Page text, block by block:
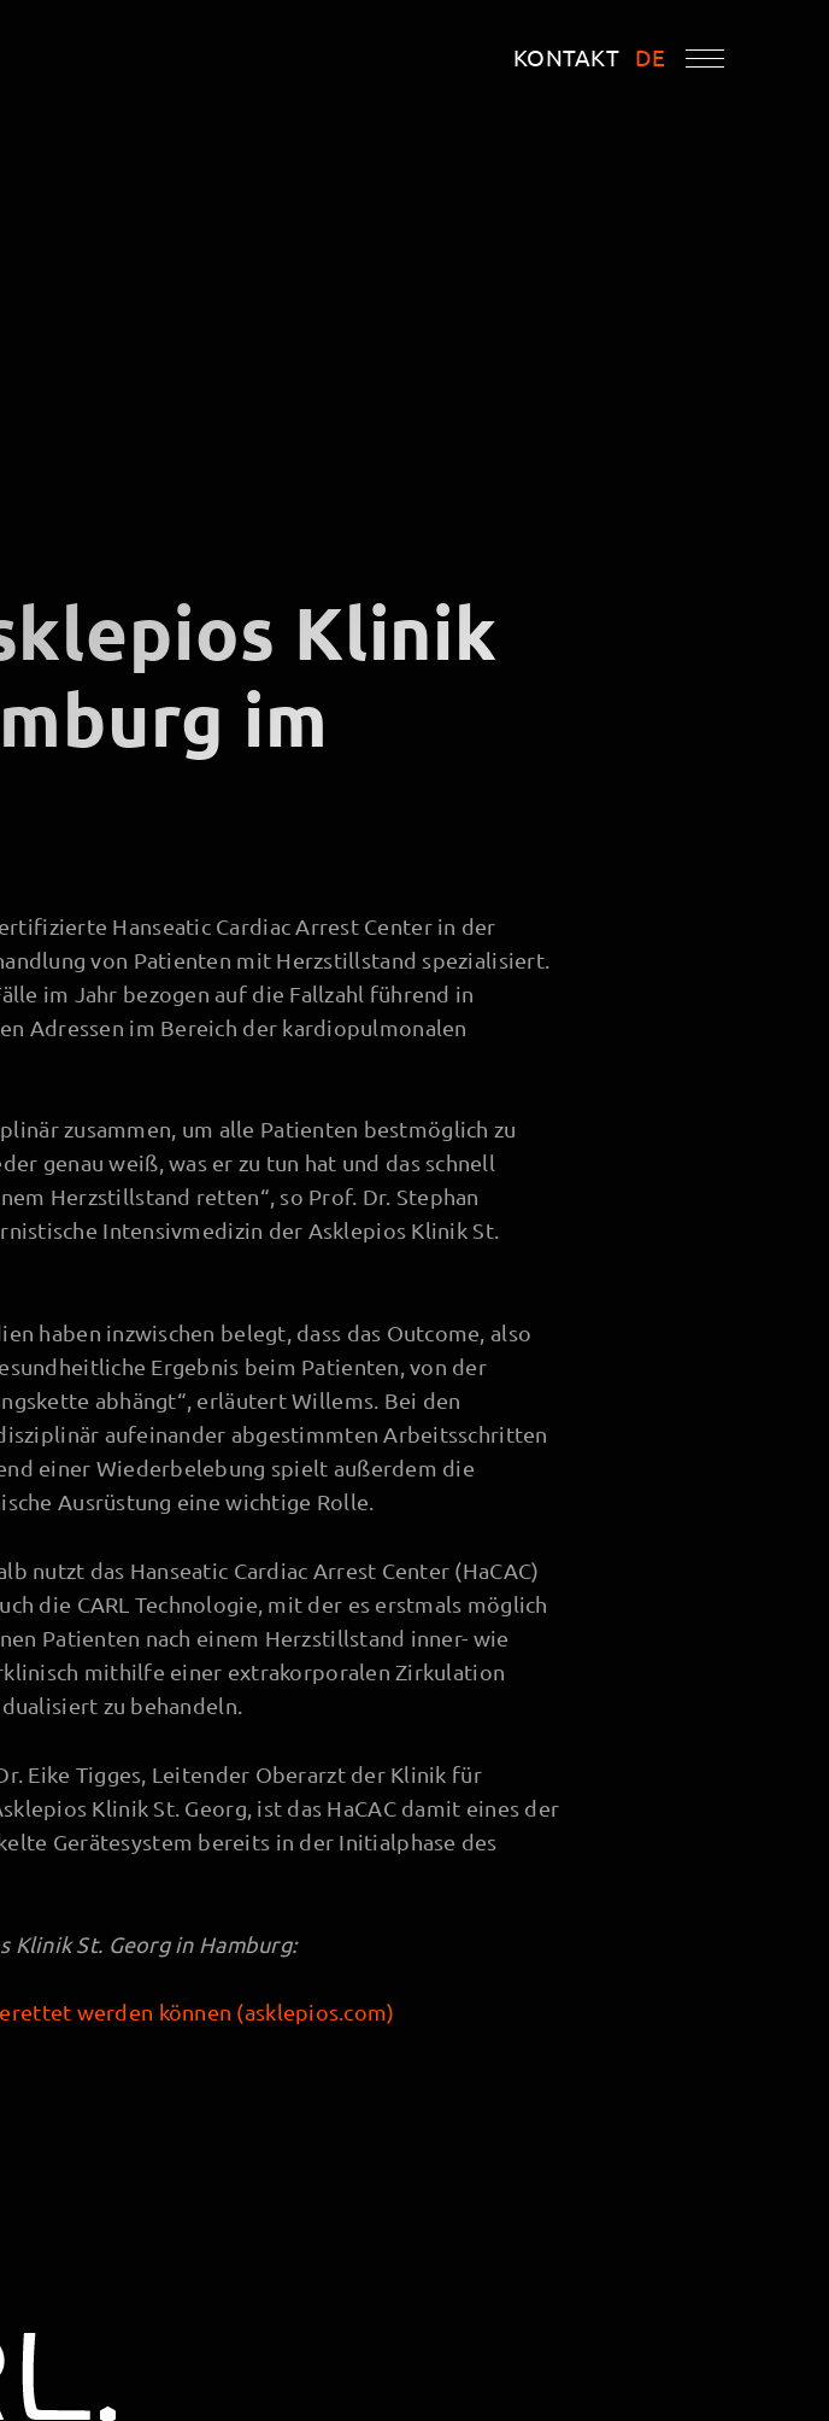
KONTAKT DE
Klinik
im
Hanseatic Cardiac Arrest Center in der
von Patienten mit Herzstillstand spezialisiert.
im Jahr bezogen auf die Fallzahl führend in
Adressen im Bereich der kardiopulmonalen
zusammen, um alle Patienten bestmöglich zu
genau weiß, was er zu tun hat und das schnell
Herzstillstand retten“, so Prof. Dr. Stephan
Intensivmedizin der Asklepios Klinik St.
haben inzwischen belegt, dass das Outcome, also
Ergebnis beim Patienten, von der
abhängt“, erläutert Willems. Bei den
aufeinander abgestimmten Arbeitsschritten
einer Wiederbelebung spielt außerdem die
Ausrüstung eine wichtige Rolle.
nutzt das Hanseatic Cardiac Arrest Center (HaCAC)
die CARL Technologie, mit der es erstmals möglich
Patienten nach einem Herzstillstand inner- wie
mithilfe einer extrakorporalen Zirkulation
zu behandeln.
Eike Tigges, Leitender Oberarzt der Klinik für
Klinik St. Georg, ist das HaCAC damit eines der
Gerätesystem bereits in der Initialphase des
Klinik St. Georg in Hamburg:
werden können (asklepios.com)